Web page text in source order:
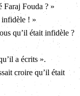
Faraj Fouda ? »
infidèle ! »
qu’il était infidèle ?
a écrits ».
croire qu’il était